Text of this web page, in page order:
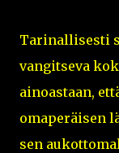
Tarinallisesti
vangitseva
ainoastaan,
omaperäisen
sen